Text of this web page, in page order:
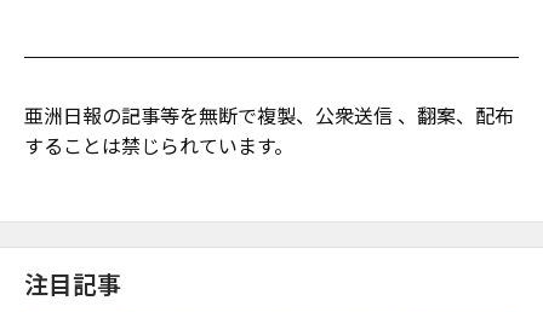
亜洲日報の記事等を無断で複製、公衆送信 、翻案、配布
することは禁じられています。
注目記事